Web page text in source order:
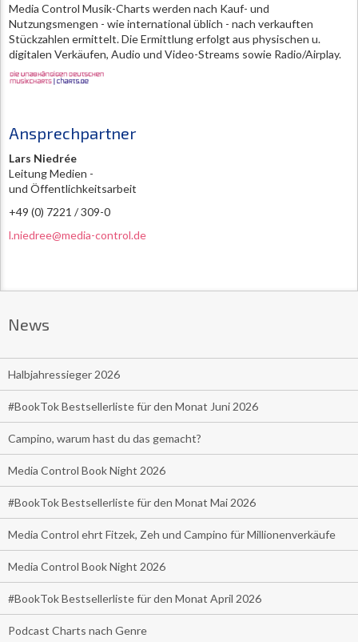
Media Control Musik-Charts werden nach Kauf- und
Nutzungsmengen - wie international üblich - nach verkauften
Stückzahlen ermittelt. Die Ermittlung erfolgt aus physischen u.
digitalen Verkäufen, Audio und Video-Streams sowie Radio/Airplay.
Ansprechpartner
Lars Niedrée
Leitung Medien -
und Öffentlichkeitsarbeit
+49 (0) 7221 / 309-0
l.niedree@media-control.de
News
Halbjahressieger 2026
#BookTok Bestsellerliste für den Monat Juni 2026
Campino, warum hast du das gemacht?
Media Control Book Night 2026
#BookTok Bestsellerliste für den Monat Mai 2026
Media Control ehrt Fitzek, Zeh und Campino für Millionenverkäufe
Media Control Book Night 2026
#BookTok Bestsellerliste für den Monat April 2026
Podcast Charts nach Genre